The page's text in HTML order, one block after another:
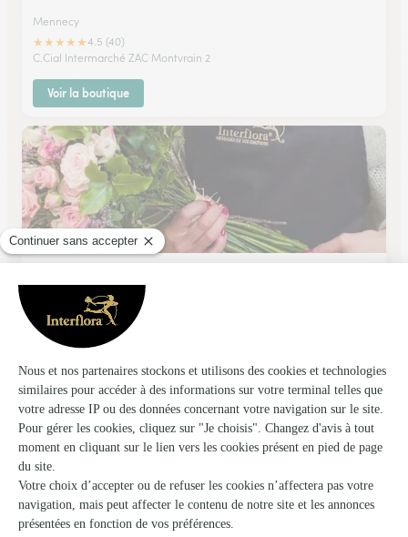
Mennecy
★★★★★4.5 (40)
C.Cial Intermarché ZAC Montvrain 2
Voir la boutique
L’univers des Fleurs
Marolles en Brie
★★
4.6 (30)
2 rue des marchands
Voir la boutique